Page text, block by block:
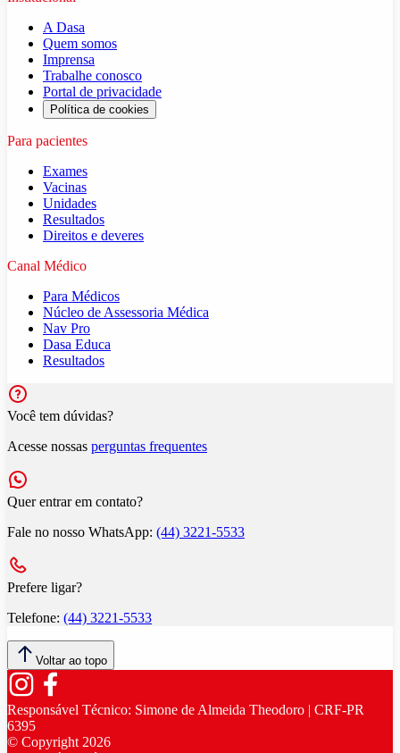
A Dasa
Quem somos
Imprensa
Trabalhe conosco
Portal de privacidade
Política de cookies
Para pacientes
Exames
Vacinas
Unidades
Resultados
Direitos e deveres
Canal Médico
Para Médicos
Núcleo de Assessoria Médica
Nav Pro
Dasa Educa
Resultados
Você tem dúvidas?
Acesse nossas perguntas frequentes
Quer entrar em contato?
Fale no nosso WhatsApp: (44) 3221-5533
Prefere ligar?
Telefone: (44) 3221-5533
Voltar ao topo
Responsável Técnico: Simone de Almeida Theodoro | CRF-PR
6395
© Copyright2026